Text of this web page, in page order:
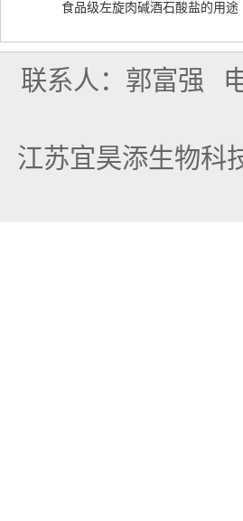
食品级左旋肉碱酒石酸盐的用途
联系人：郭富强
江苏宜昊添生物科